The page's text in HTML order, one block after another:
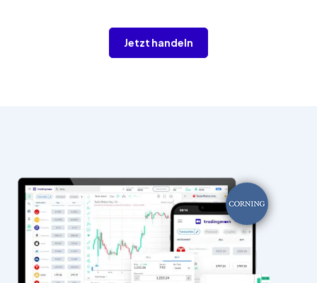
Jetzt handeln